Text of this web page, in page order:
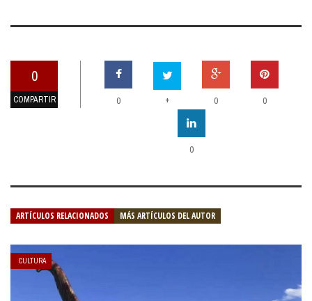
0
COMPARTIR 0 + 0 0
0
ARTÍCULOS RELACIONADOS MÁS ARTÍCULOS DEL AUTOR
CULTURA